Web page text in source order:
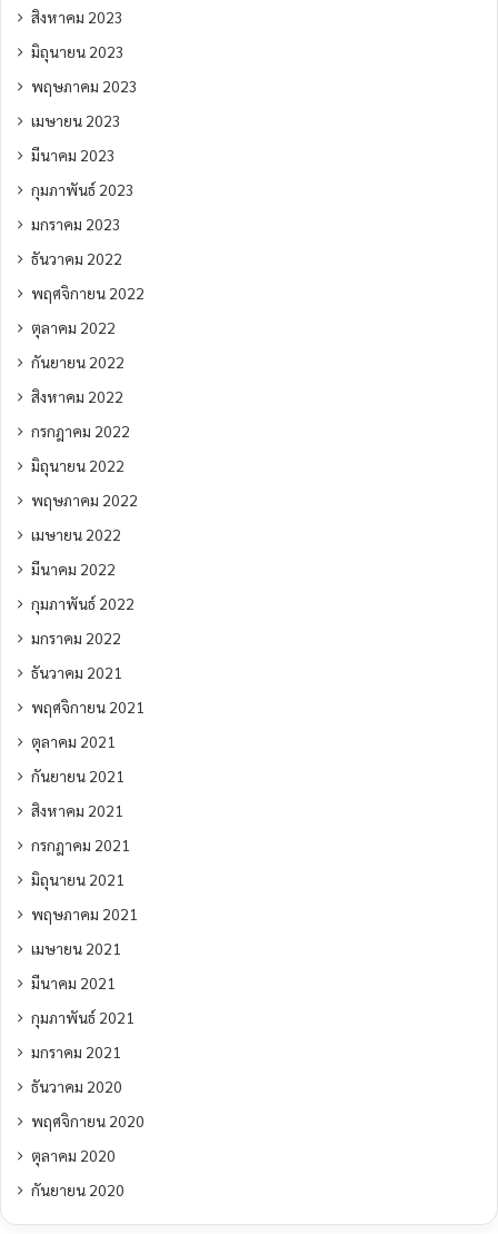
สิงหาคม 2023
มิถุนายน 2023
พฤษภาคม 2023
เมษายน 2023
มีนาคม 2023
กุมภาพันธ์ 2023
มกราคม 2023
ธันวาคม 2022
พฤศจิกายน 2022
ตุลาคม 2022
กันยายน 2022
สิงหาคม 2022
กรกฎาคม 2022
มิถุนายน 2022
พฤษภาคม 2022
เมษายน 2022
มีนาคม 2022
กุมภาพันธ์ 2022
มกราคม 2022
ธันวาคม 2021
พฤศจิกายน 2021
ตุลาคม 2021
กันยายน 2021
สิงหาคม 2021
กรกฎาคม 2021
มิถุนายน 2021
พฤษภาคม 2021
เมษายน 2021
มีนาคม 2021
กุมภาพันธ์ 2021
มกราคม 2021
ธันวาคม 2020
พฤศจิกายน 2020
ตุลาคม 2020
กันยายน 2020